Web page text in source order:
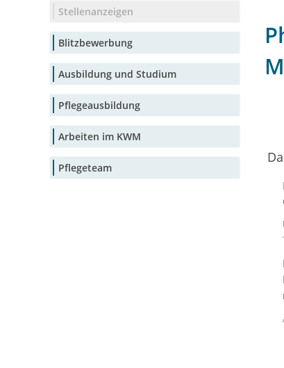
Stellenanzeigen
Blitzbewerbung
Ausbildung und Studium
Pflegeausbildung
Arbeiten im KWM
Pflegeteam